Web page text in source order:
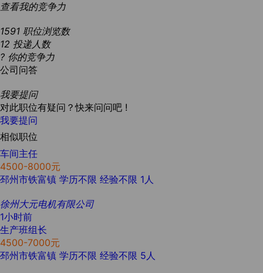
查看我的竞争力
1591 职位浏览数
12 投递人数
? 你的竞争力
公司问答
我要提问
对此职位有疑问？快来问问吧 !
我要提问
相似职位
车间主任
4500-8000元
邳州市铁富镇 学历不限 经验不限 1人
徐州大元电机有限公司
1小时前
生产班组长
4500-7000元
邳州市铁富镇 学历不限 经验不限 5人